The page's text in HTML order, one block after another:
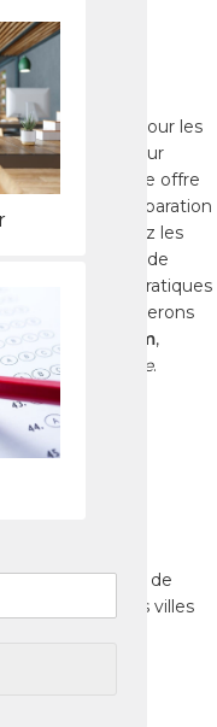
importante pour les
ou valoriser leur
Shelburne offre
et à la préparation
découvrez les
les stratégies de
des conseils pratiques
vous présenterons
tcfcanada.com,
canada en ligne.
à
ne possède pas de
rendre dans les villes